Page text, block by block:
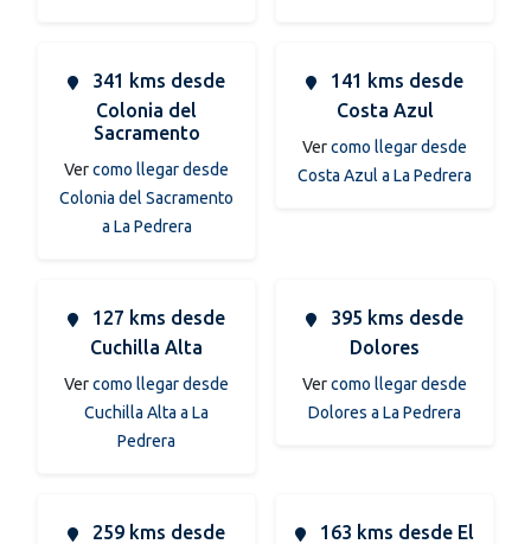
341 kms desde
Colonia del
Sacramento
Vercomo llegar desde
Colonia del Sacramento
a La Pedrera
141 kms desde
Costa Azul
Vercomo llegar desde
Costa Azul a La Pedrera
127 kms desde
Cuchilla Alta
Vercomo llegar desde
Cuchilla Alta a La
Pedrera
395 kms desde
Dolores
Vercomo llegar desde
Dolores a La Pedrera
259 kms desde
163 kms desde El